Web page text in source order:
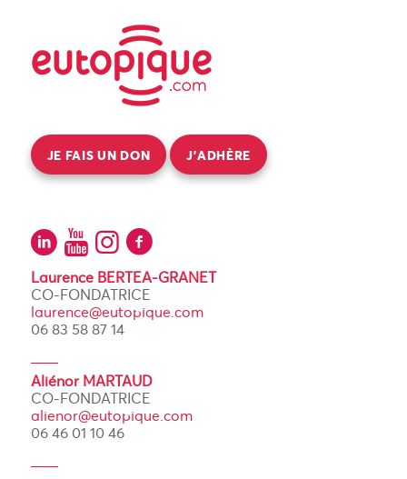
JE FAIS UN DON J’ADHÈRE
Laurence BERTEA-GRANET
CO-FONDATRICE
laurence@eutopique.com
06 83 58 87 14
Aliénor MARTAUD
CO-FONDATRICE
alienor@eutopique.com
06 46 01 10 46